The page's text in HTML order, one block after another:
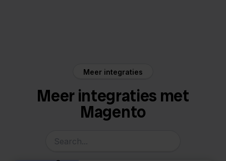
Meer integraties
Meer integraties met
Magento